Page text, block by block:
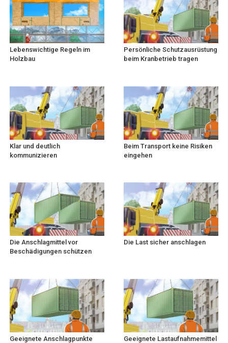
Lebenswichtige Regeln im
Holzbau
Persönliche Schutzausrüstung
beim Kranbetrieb tragen
Klar und deutlich
kommunizieren
Beim Transport keine Risiken
eingehen
Die Anschlagmittel vor
Beschädigungen schützen
Die Last sicher anschlagen
Geeignete Anschlagpunkte
Geeignete Lastaufnahmemittel